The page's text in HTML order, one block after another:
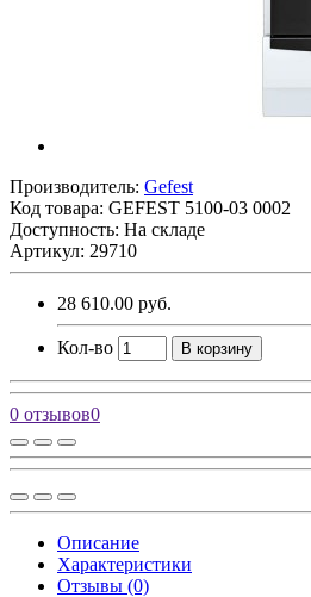
Производитель: Gefest
Код товара: GEFEST 5100-03 0002
Доступность: На складе
Артикул: 29710
28 610.00 руб.
Кол-во В корзину
0 отзывов0
Описание
Характеристики
Отзывы (0)